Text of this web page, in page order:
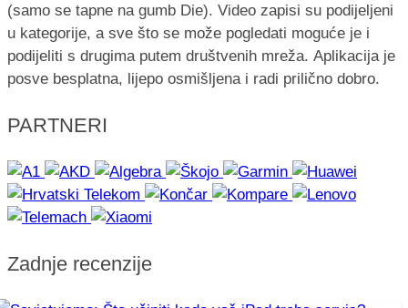
(samo se tapne na gumb Die). Video zapisi su podijeljeni
u kategorije, a sve što se može pogledati moguće je i
podijeliti s drugima putem društvenih mreža. Aplikacija je
posve besplatna, lijepo osmišljena i radi prilično dobro.
PARTNERI
Zadnje recenzije